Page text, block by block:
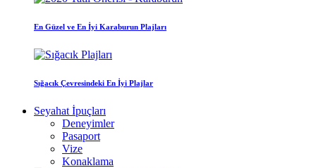
En Güzel ve En İyi Karaburun Plajları
Sığacık Çevresindeki En İyi Plajlar
Seyahat İpuçları
Deneyimler
Pasaport
Vize
Konaklama